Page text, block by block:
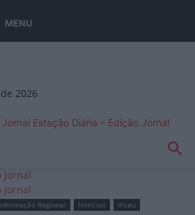
MENU
2026
Estação Diária – Edição Jornal
Regional Notícias Viseu